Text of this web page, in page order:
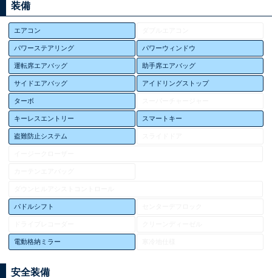
装備
エアコン
パワーステアリング パワーウィンドウ
運転席エアバッグ 助手席エアバッグ
サイドエアバッグ アイドリングストップ
ターボ
キーレスエントリー スマートキー
盗難防止システム
パドルシフト
電動格納ミラー
安全装備